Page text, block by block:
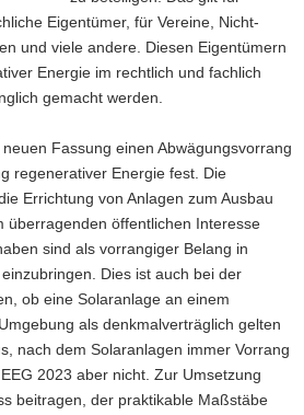
Eigentümer, für Vereine, Nicht-
und viele andere. Diesen Eigentümern
Energie im rechtlich und fachlich
gemacht werden.
Fassung einen Abwägungsvorrang
regenerativer Energie fest. Die
Errichtung von Anlagen zum Ausbau
überragenden öffentlichen Interesse
sind als vorrangiger Belang in
Dies ist auch bei der
ob eine Solaranlage an einem
als denkmalverträglich gelten
nach dem Solaranlagen immer Vorrang
2023 aber nicht. Zur Umsetzung
beitragen, der praktikable Maßstäbe